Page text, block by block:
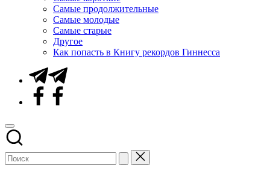
Самые продолжительные
Самые молодые
Самые старые
Другое
Как попасть в Книгу рекордов Гиннесса
Telegram
Facebook